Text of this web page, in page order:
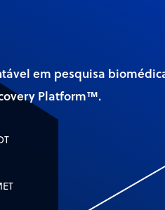
em pesquisa
Platform™.
ET